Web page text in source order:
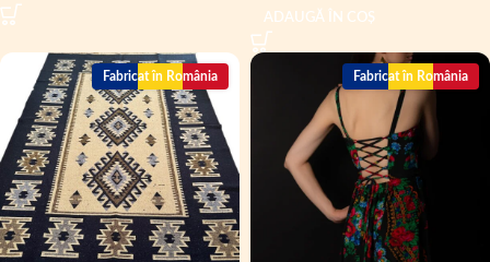
ADAUGĂ ÎN COȘ
Fabricat în România Fabricat în România